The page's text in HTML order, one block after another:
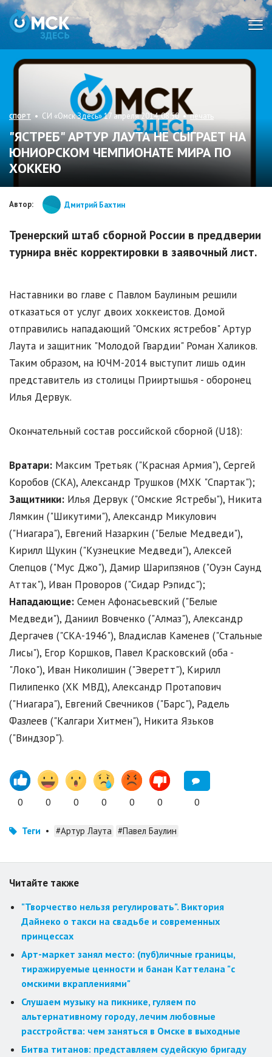
СПОРТ • СИ «Омск Здесь» 17 апреля 2014, 08:50 •печать
"ЯСТРЕБ" АРТУР ЛАУТА НЕ СЫГРАЕТ НА
ЮНИОРСКОМ ЧЕМПИОНАТЕ МИРА ПО
ХОККЕЮ
Автор: Дмитрий Бахтин
Тренерский штаб сборной России в преддверии
турнира внёс корректировки в заявочный лист.
Наставники во главе с Павлом Баулиным решили
отказаться от услуг двоих хоккеистов. Домой
отправились нападающий "Омских ястребов" Артур
Лаута и защитник "Молодой Гвардии" Роман Халиков.
Таким образом, на ЮЧМ-2014 выступит лишь один
представитель из столицы Прииртышья - оборонец
Илья Дервук.
Окончательный состав российской сборной (U18):
Вратари: Максим Третьяк ("Красная Армия"), Сергей
Коробов (СКА), Александр Трушков (МХК "Спартак");
Защитники: Илья Дервук ("Омские Ястребы"), Никита
Лямкин ("Шикутими"), Александр Микулович
("Ниагара"), Евгений Назаркин ("Белые Медведи"),
Кирилл Щукин ("Кузнецкие Медведи"), Алексей
Слепцов ("Мус Джо"), Дамир Шарипзянов ("Оуэн Саунд
Аттак"), Иван Проворов ("Сидар Рэпидс");
Нападающие: Семен Афонасьевский ("Белые
Медведи"), Даниил Вовченко ("Алмаз"), Александр
Дергачев ("СКА-1946"), Владислав Каменев ("Стальные
Лисы"), Егор Коршков, Павел Красковский (оба -
"Локо"), Иван Николишин ("Эверетт"), Кирилл
Пилипенко (ХК МВД), Александр Протапович
("Ниагара"), Евгений Свечников ("Барс"), Радель
Фазлеев ("Калгари Хитмен"), Никита Язьков
("Виндзор").
0 0 0 0 0 0 0
Теги • #Артур Лаута #Павел Баулин
Читайте также
"Творчество нельзя регулировать". Виктория
Дайнеко о такси на свадьбе и современных
принцессах
Арт-маркет занял место: (пуб)личные границы,
тиражируемые ценности и банан Каттелана "с
омскими вкраплениями"
Слушаем музыку на пикнике, гуляем по
альтернативному городу, лечим любовные
расстройства: чем заняться в Омске в выходные
Битва титанов: представляем судейскую бригаду